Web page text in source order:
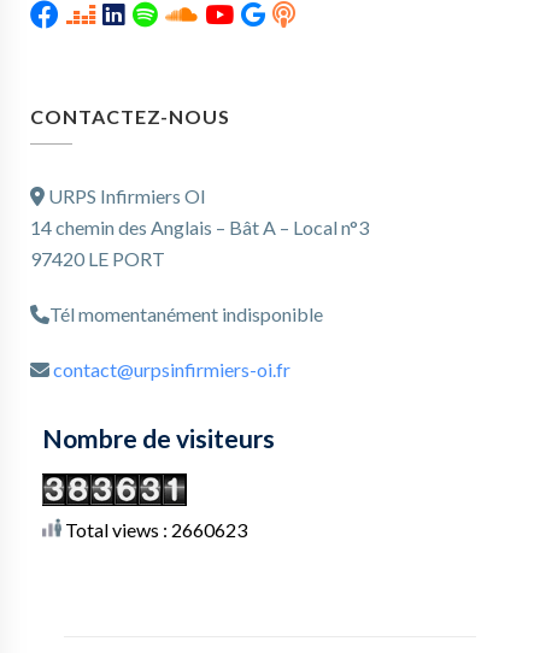
CONTACTEZ-NOUS
URPS Infirmiers OI
14 chemin des Anglais – Bât A – Local n°3
97420 LE PORT
Tél momentanément indisponible
contact@urpsinfirmiers-oi.fr
Nombre de visiteurs
Total views : 2660623